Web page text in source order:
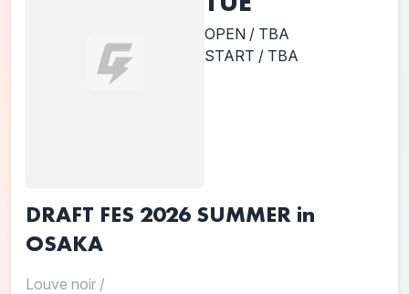
OPEN / TBA
START / TBA
DRAFT FES 2026 SUMMER in
OSAKA
Louve noir /